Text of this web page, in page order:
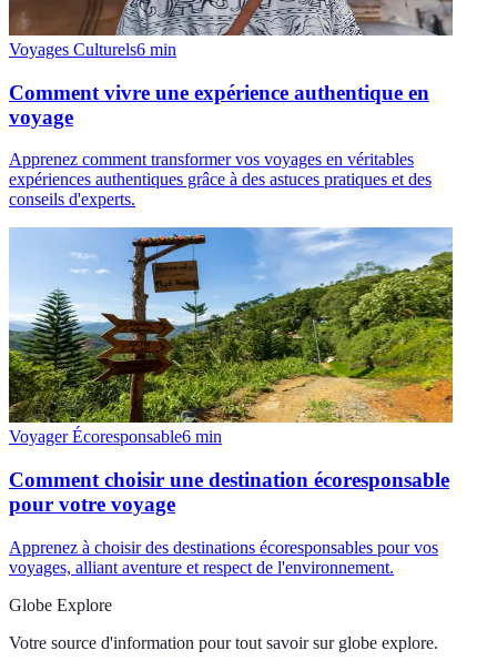
Voyages Culturels6 min
Comment vivre une expérience authentique en
voyage
Apprenez comment transformer vos voyages en véritables
expériences authentiques grâce à des astuces pratiques et des
conseils d'experts.
Voyager Écoresponsable6 min
Comment choisir une destination écoresponsable
pour votre voyage
Apprenez à choisir des destinations écoresponsables pour vos
voyages, alliant aventure et respect de l'environnement.
Globe Explore
Votre source d'information pour tout savoir sur globe explore.